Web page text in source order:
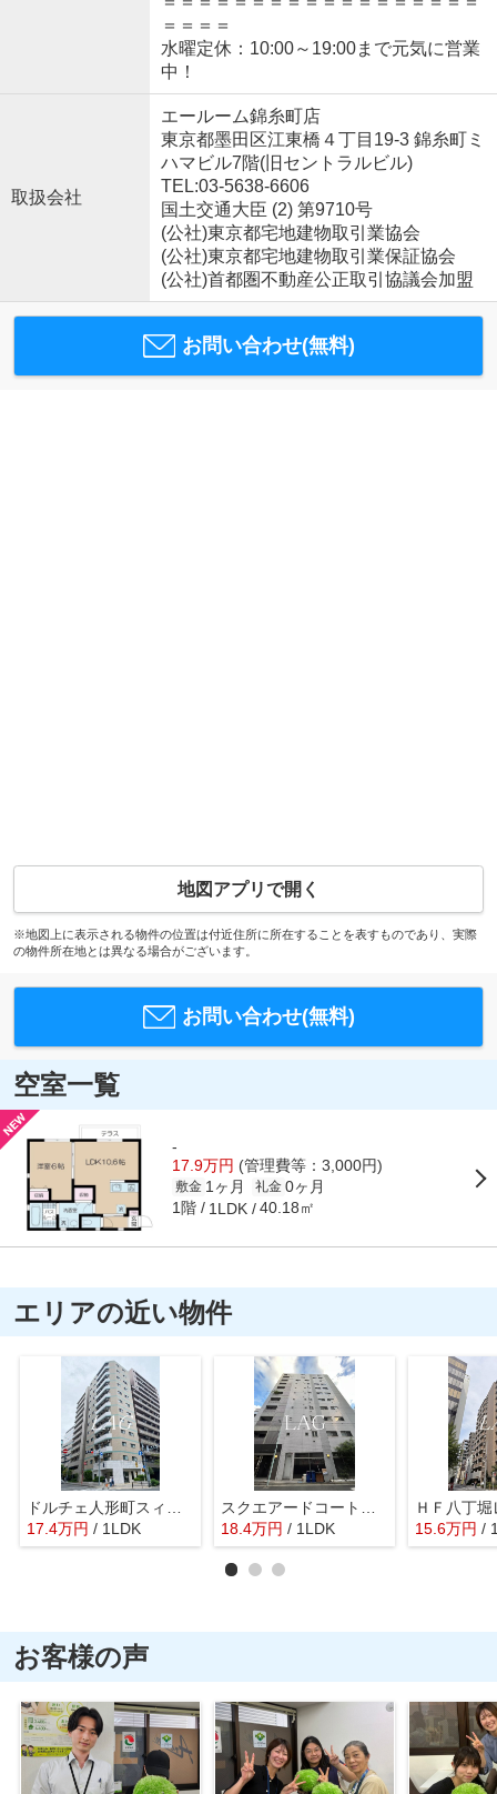
＝＝＝＝
水曜定休：10:00～19:00まで元気に営業
中！
取扱会社
エールーム錦糸町店
東京都墨田区江東橋４丁目19-3 錦糸町ミ
ハマビル7階(旧セントラルビル)
TEL:03-5638-6606
国土交通大臣 (2) 第9710号
(公社)東京都宅地建物取引業協会
(公社)東京都宅地建物取引業保証協会
(公社)首都圏不動産公正取引協議会加盟
お問い合わせ(無料)
地図アプリで開く
※地図上に表示される物件の位置は付近住所に所在することを表すものであり、実際
の物件所在地とは異なる場合がございます。
お問い合わせ(無料)
空室一覧
-
17.9万円 (管理費等：3,000円)
敷金 1ヶ月 礼金 0ヶ月
1階 1LDK 40.18㎡
エリアの近い物件
17.4万円 / 1LDK
18.4万円 / 1LDK 15.6万円 /
お客様の声